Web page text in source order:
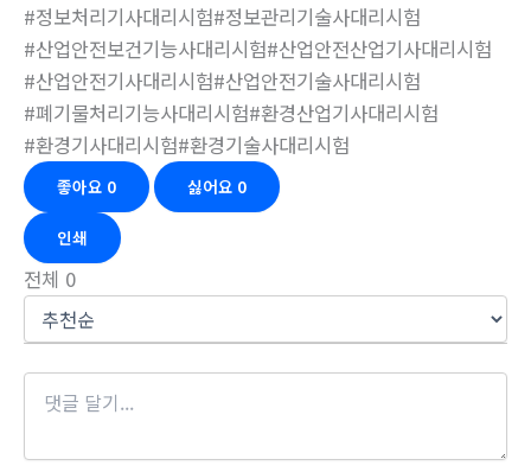
#정보처리기사대리시험#정보관리기술사대리시험
#산업안전보건기능사대리시험#산업안전산업기사대리시험
#산업안전기사대리시험#산업안전기술사대리시험
#폐기물처리기능사대리시험#환경산업기사대리시험
#환경기사대리시험#환경기술사대리시험
좋아요 0 싫어요 0
인쇄
전체 0